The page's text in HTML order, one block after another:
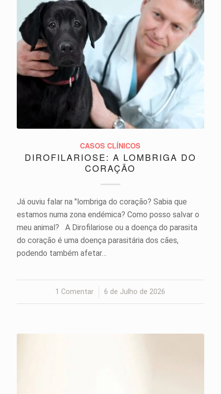
CASOS CLÍNICOS
DIROFILARIOSE: A LOMBRIGA DO
CORAÇÃO
Já ouviu falar na "lombriga do coração? Sabia que
estamos numa zona endémica? Como posso salvar o
meu animal? A Dirofilariose ou a doença do parasita
do coração é uma doença parasitária dos cães,
podendo também afetar…
1 Comentar
/ 6 de Julho de 2026